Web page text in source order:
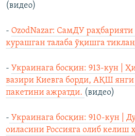
(видео)
- OzodNazar: СамДУ
курашган талаба ўқишга
- Украинага босқин: 913-кун |
вазири Киевга борди, АҚШ
пакетини ажратди. (видео)
- Украинага босқин: 910-кун |
оиласини Россияга олиб келиш